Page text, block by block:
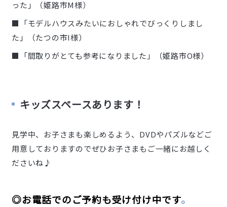
った」（姫路市M様）
■「モデルハウスみたいにおしゃれでびっくりしまし
た」（たつの市I様）
■「間取りがとても参考になりました」（姫路市O様）
キッズスペースあります！
見学中、お子さまも楽しめるよう、DVDやパズルなどご
用意しておりますのでぜひお子さまもご一緒にお越しく
ださいね♪
◎お電話でのご予約も受け付け中です。